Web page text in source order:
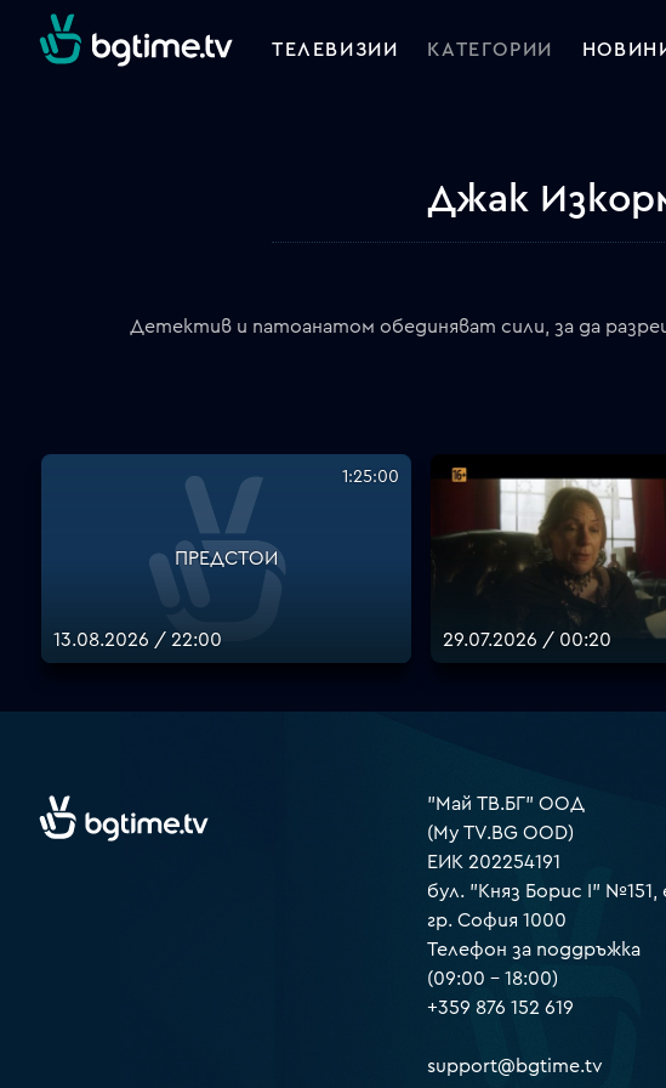
ТЕЛЕВИЗИИ КАТЕГОРИИ
Джак
Детектив и патоанатом обединяват сили, за да
ПРЕДСТОИ
1:25:00
13.08.2026 / 22:00 29.07.2026 / 00:20
"Май ТВ.БГ" ООД
(My TV.BG OOD)
ЕИК 202254191
бул. "Княз Борис I" №151,
гр. София 1000
Телефон за поддръжка
(09:00 – 18:00)
+359 876 152 619
support@bgtime.tv